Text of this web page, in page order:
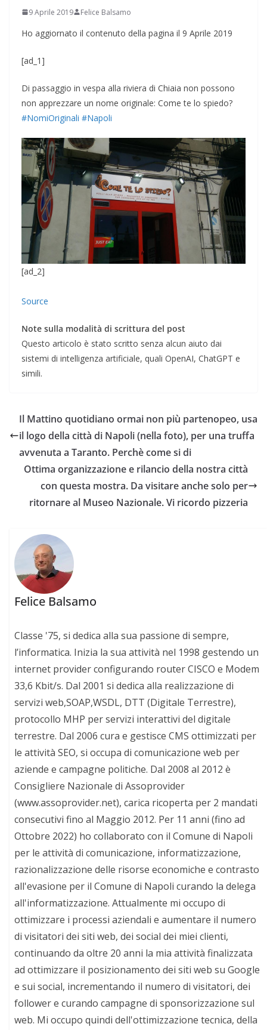
9 Aprile 2019 Felice Balsamo
Ho aggiornato il contenuto della pagina il 9 Aprile 2019
[ad_1]
Di passaggio in vespa alla riviera di Chiaia non possono
non apprezzare un nome originale: Come te lo spiedo?
#NomiOriginali #Napoli
[ad_2]
Source
Note sulla modalità di scrittura del post
Questo articolo è stato scritto senza alcun aiuto dai
sistemi di intelligenza artificiale, quali OpenAI, ChatGPT e
simili.
Il Mattino quotidiano ormai non più partenopeo, usa
il logo della città di Napoli (nella foto), per una truffa
avvenuta a Taranto. Perchè come si di
Ottima organizzazione e rilancio della nostra città
con questa mostra. Da visitare anche solo per
ritornare al Museo Nazionale. Vi ricordo pizzeria
Felice Balsamo
Classe '75, si dedica alla sua passione di sempre,
l’informatica. Inizia la sua attività nel 1998 gestendo un
internet provider configurando router CISCO e Modem
33,6 Kbit/s. Dal 2001 si dedica alla realizzazione di
servizi web,SOAP,WSDL, DTT (Digitale Terrestre),
protocollo MHP per servizi interattivi del digitale
terrestre. Dal 2006 cura e gestisce CMS ottimizzati per
le attività SEO, si occupa di comunicazione web per
aziende e campagne politiche. Dal 2008 al 2012 è
Consigliere Nazionale di Assoprovider
(www.assoprovider.net), carica ricoperta per 2 mandati
consecutivi fino al Maggio 2012. Per 11 anni (fino ad
Ottobre 2022) ho collaborato con il Comune di Napoli
per le attività di comunicazione, informatizzazione,
razionalizzazione delle risorse economiche e contrasto
all'evasione per il Comune di Napoli curando la delega
all'informatizzazione. Attualmente mi occupo di
ottimizzare i processi aziendali e aumentare il numero
di visitatori dei siti web, dei social dei miei clienti,
continuando da oltre 20 anni la mia attività finalizzata
ad ottimizzare il posizionamento dei siti web su Google
e sui social, incrementando il numero di visitatori, dei
follower e curando campagne di sponsorizzazione sul
web. Mi occupo quindi dell'ottimizzazione tecnica, della